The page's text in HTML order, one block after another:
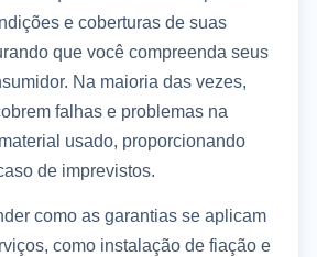
e coberturas de suas
que você compreenda seus
Na maioria das vezes,
falhas e problemas na
usado, proporcionando
de imprevistos.
como as garantias se aplicam
como instalação de fiação e